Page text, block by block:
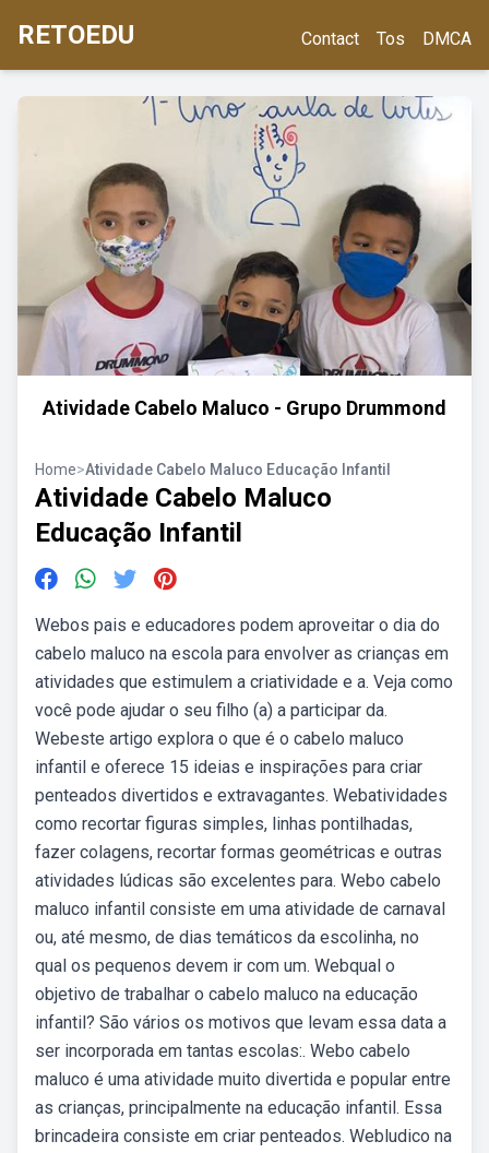
RETOEDU Contact Tos DMCA
Atividade Cabelo Maluco - Grupo Drummond
Home>Atividade Cabelo Maluco Educação Infantil
Atividade Cabelo Maluco
Educação Infantil
Webos pais e educadores podem aproveitar o dia do
cabelo maluco na escola para envolver as crianças em
atividades que estimulem a criatividade e a. Veja como
você pode ajudar o seu filho (a) a participar da.
Webeste artigo explora o que é o cabelo maluco
infantil e oferece 15 ideias e inspirações para criar
penteados divertidos e extravagantes. Webatividades
como recortar figuras simples, linhas pontilhadas,
fazer colagens, recortar formas geométricas e outras
atividades lúdicas são excelentes para. Webo cabelo
maluco infantil consiste em uma atividade de carnaval
ou, até mesmo, de dias temáticos da escolinha, no
qual os pequenos devem ir com um. Webqual o
objetivo de trabalhar o cabelo maluco na educação
infantil? São vários os motivos que levam essa data a
ser incorporada em tantas escolas:. Webo cabelo
maluco é uma atividade muito divertida e popular entre
as crianças, principalmente na educação infantil. Essa
brincadeira consiste em criar penteados. Webludico na